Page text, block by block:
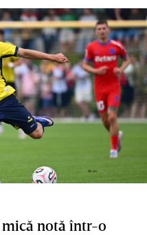
notă într-o